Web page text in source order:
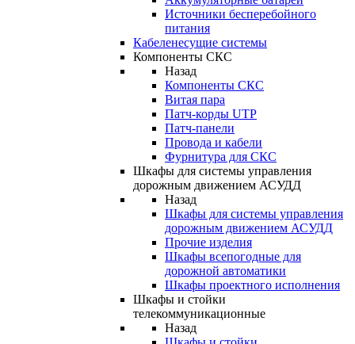
Источники бесперебойного
питания
Кабеленесущие системы
Компоненты СКС
Назад
Компоненты СКС
Витая пара
Патч-корды UTP
Патч-панели
Провода и кабели
Фурнитура для СКС
Шкафы для системы управления
дорожным движением АСУДД
Назад
Шкафы для системы управления
дорожным движением АСУДД
Прочие изделия
Шкафы всепогодные для
дорожной автоматики
Шкафы проектного исполнения
Шкафы и стойки
телекоммуникационные
Назад